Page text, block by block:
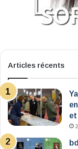
Articles récents
et